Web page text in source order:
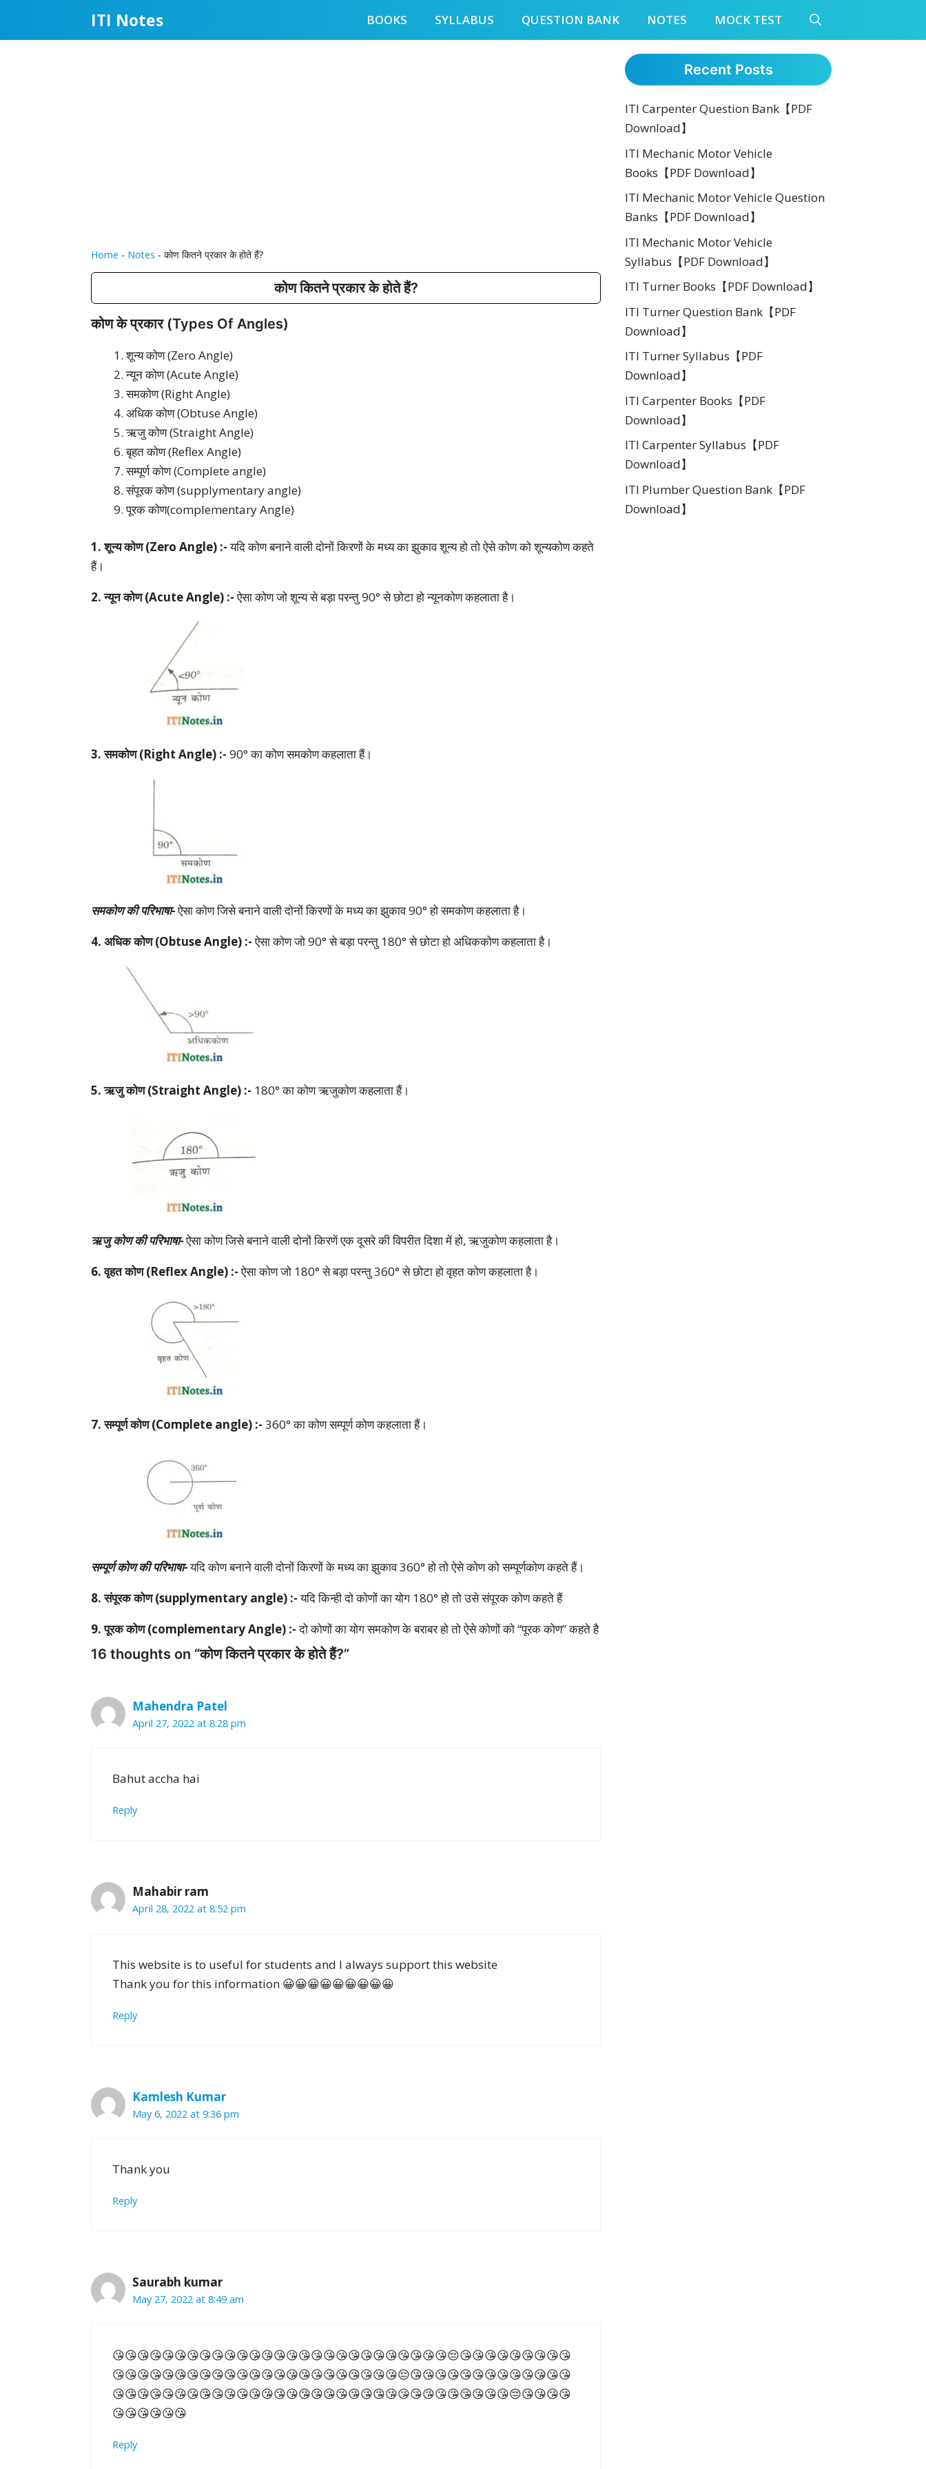
ITI Notes BOOKS SYLLABUS QUESTION BANK NOTES MOCK TEST
Home - Notes - कोण कितने प्रकार के होते हैं?
कोण कितने प्रकार के होते हैं?
कोण के प्रकार (Types Of Angles)
शून्य कोण (Zero Angle)
न्यून कोण (Acute Angle)
समकोण (Right Angle)
अधिक कोण (Obtuse Angle)
ऋजु कोण (Straight Angle)
बृहत कोण (Reflex Angle)
सम्पूर्ण कोण (Complete angle)
संपूरक कोण (supplymentary angle)
पूरक कोण(complementary Angle)
1. शून्य कोण (Zero Angle) :-यदि कोण बनाने वाली दोनों किरणों के मध्य का झुकाव शून्य हो तो ऐसे कोण को शून्यकोण कहते
हैं।
2. न्यून कोण (Acute Angle) :-ऐसा कोण जो शून्य से बड़ा परन्तु 90° से छोटा हो न्यूनकोण कहलाता है।
3. समकोण (Right Angle) :- 90° का कोण समकोण कहलाता हैं।
समकोण की परिभाषा-ऐसा कोण जिसे बनाने वाली दोनों किरणों के मध्य का झुकाव 90° हो समकोण कहलाता है।
4. अधिक कोण (Obtuse Angle) :-ऐसा कोण जो 90° से बड़ा परन्तु 180° से छोटा हो अधिककोण कहलाता है।
5. ऋजु कोण (Straight Angle) :- 180° का कोण ऋजुकोण कहलाता हैं।
ऋजु कोण की परिभाषा-ऐसा कोण जिसे बनाने वाली दोनों किरणें एक दूसरे की विपरीत दिशा में हो, ऋजुकोण कहलाता है।
6. वृहत कोण (Reflex Angle) :-ऐसा कोण जो 180° से बड़ा परन्तु 360° से छोटा हो वृहत कोण कहलाता है।
7. सम्पूर्ण कोण (Complete angle) :- 360° का कोण सम्पूर्ण कोण कहलाता हैं।
सम्पूर्ण कोण की परिभाषा-यदि कोण बनाने वाली दोनों किरणों के मध्य का झुकाव 360° हो तो ऐसे कोण को सम्पूर्णकोण कहते हैं।
8. संपूरक कोण (supplymentary angle) :-यदि किन्ही दो कोणों का योग 180° हो तो उसे संपूरक कोण कहते हैं
9. पूरक कोण (complementary Angle) :-दो कोणों का योग समकोण के बराबर हो तो ऐसे कोणों को “पूरक कोण” कहते है
16 thoughts on “कोण कितने प्रकार के होते हैं?”
Mahendra Patel
April 27, 2022 at 8:28 pm
Bahut accha hai
Reply
Mahabir ram
April 28, 2022 at 8:52 pm
This website is to useful for students and I always support this website
Thank you for this information 😀😀😀😀😀😀😀😀😀
Reply
Kamlesh Kumar
May 6, 2022 at 9:36 pm
Thank you
Reply
Saurabh kumar
May 27, 2022 at 8:49 am
😘😘😘😘😘😘😘😘😘😘😘😘😘😘😘😘😘😘😘😘😘😘😘😘😘😘😘😔😘😘😘😘😘😘😘😘😘
😘😘😘😘😘😘😘😘😘😘😘😘😘😘😘😘😘😘😘😘😘😘😘😔😘😘😘😘😘😘😘😘😘😘😘😘😘
😘😘😘😘😘😘😘😘😘😘😘😘😘😘😘😘😘😘😘😘😘😘😘😘😘😘😘😘😘😘😘😘😔😘😘😘😘
😘😘😘😘😘😘
Reply
Recent Posts
ITI Carpenter Question Bank【PDF
Download】
ITI Mechanic Motor Vehicle
Books【PDF Download】
ITI Mechanic Motor Vehicle Question
Banks【PDF Download】
ITI Mechanic Motor Vehicle
Syllabus【PDF Download】
ITI Turner Books【PDF Download】
ITI Turner Question Bank【PDF
Download】
ITI Turner Syllabus【PDF
Download】
ITI Carpenter Books【PDF
Download】
ITI Carpenter Syllabus【PDF
Download】
ITI Plumber Question Bank【PDF
Download】